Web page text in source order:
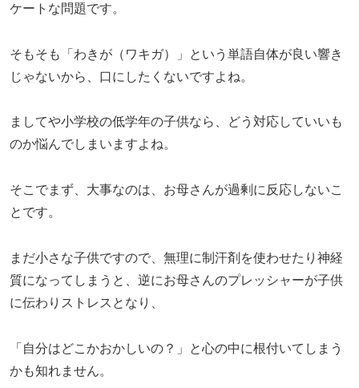
ケートな問題です。
そもそも「わきが（ワキガ）」という単語自体が良い響き
じゃないから、口にしたくないですよね。
ましてや小学校の低学年の子供なら、どう対応していいも
のか悩んでしまいますよね。
そこでまず、大事なのは、お母さんが過剰に反応しないこ
とです。
まだ小さな子供ですので、無理に制汗剤を使わせたり神経
質になってしまうと、逆にお母さんのプレッシャーが子供
に伝わりストレスとなり、
「自分はどこかおかしいの？」と心の中に根付いてしまう
かも知れません。